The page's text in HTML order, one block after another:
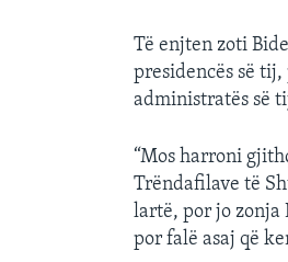
Të enjten zoti
presidencës së
administratës së
“Mos harroni
Trëndafilave të
lartë, por jo zonja
por falë asaj që